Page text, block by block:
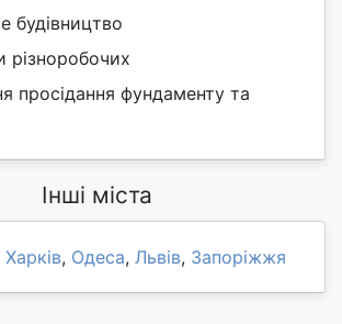
будівництво
різноробочих
просідання фундаменту та
Інші міста
Харків, Одеса, Львів, Запоріжжя